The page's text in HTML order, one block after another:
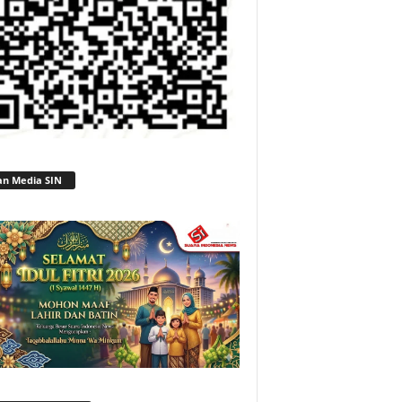
Media SIN